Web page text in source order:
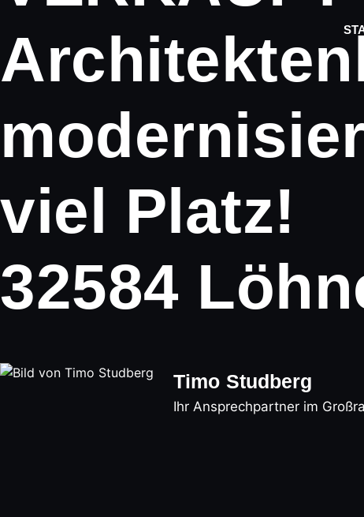
viel Platz!
32584
Timo Studberg
Ihr Ansprechpartner im